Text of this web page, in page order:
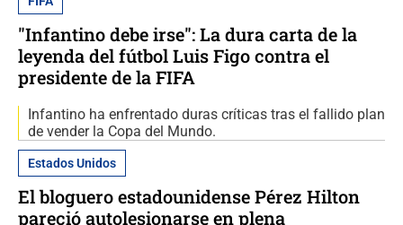
"Infantino debe irse": La dura carta de la
leyenda del fútbol Luis Figo contra el
presidente de la FIFA
Infantino ha enfrentado duras críticas tras el fallido plan
de vender la Copa del Mundo.
Estados Unidos
El bloguero estadounidense Pérez Hilton
pareció autolesionarse en plena